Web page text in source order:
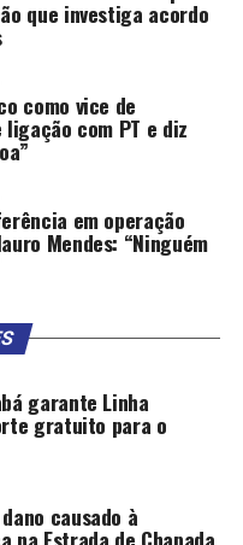
que investiga acordo
como vice de
com PT e diz
em operação
Mendes: “Ninguém
garante Linha
gratuito para o
causado à